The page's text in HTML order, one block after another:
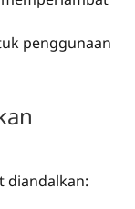
penggunaan
diandalkan: